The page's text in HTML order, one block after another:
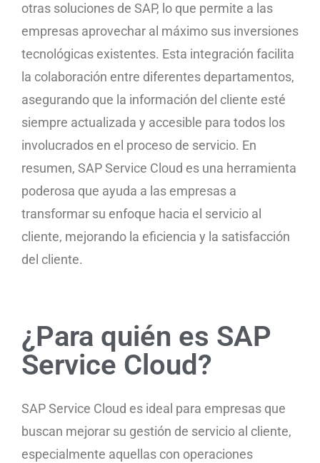
otras soluciones de SAP, lo que permite a las
empresas aprovechar al máximo sus inversiones
tecnológicas existentes. Esta integración facilita
la colaboración entre diferentes departamentos,
asegurando que la información del cliente esté
siempre actualizada y accesible para todos los
involucrados en el proceso de servicio. En
resumen, SAP Service Cloud es una herramienta
poderosa que ayuda a las empresas a
transformar su enfoque hacia el servicio al
cliente, mejorando la eficiencia y la satisfacción
del cliente.
¿Para quién es SAP
Service Cloud?
SAP Service Cloud es ideal para empresas que
buscan mejorar su gestión de servicio al cliente,
especialmente aquellas con operaciones